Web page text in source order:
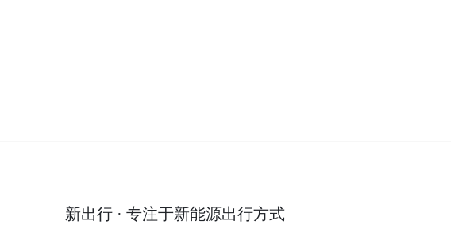
新出行 · 专注于新能源出行方式